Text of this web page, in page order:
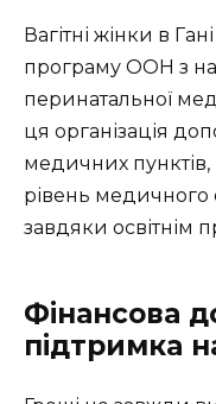
Вагітні жінки в
програму ООН з
перинатальної
ця організація
медичних
рівень медичного
завдяки освітнім
Фінансова
підтримка